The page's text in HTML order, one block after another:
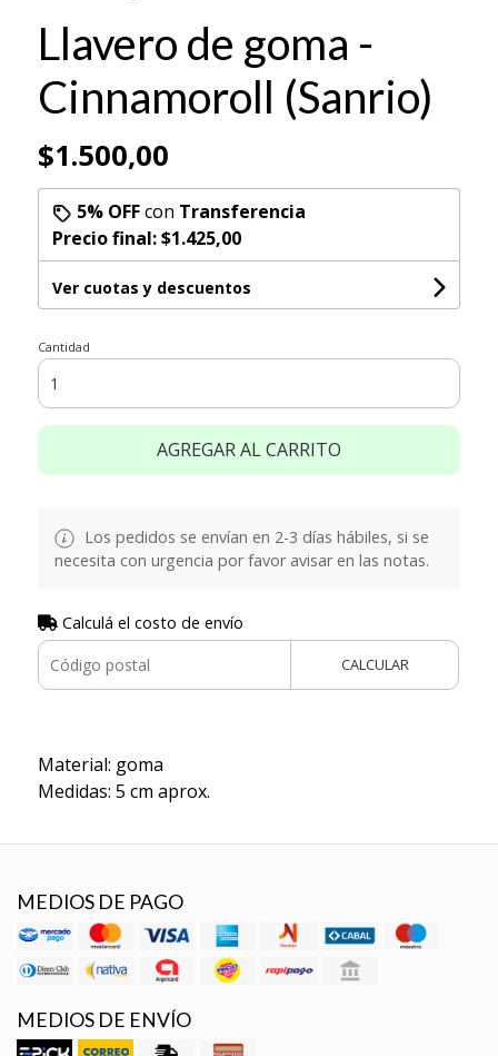
Llavero de goma -
Cinnamoroll (Sanrio)
$1.500,00
5% OFFcon Transferencia
Precio final:$1.425,00
Ver cuotas y descuentos
Cantidad
AGREGAR AL CARRITO
Los pedidos se envían en 2-3 días hábiles, si se
necesita con urgencia por favor avisar en las notas.
Calculá el costo de envío
CALCULAR
Material: goma
Medidas: 5 cm aprox.
MEDIOS DE PAGO
MEDIOS DE ENVÍO